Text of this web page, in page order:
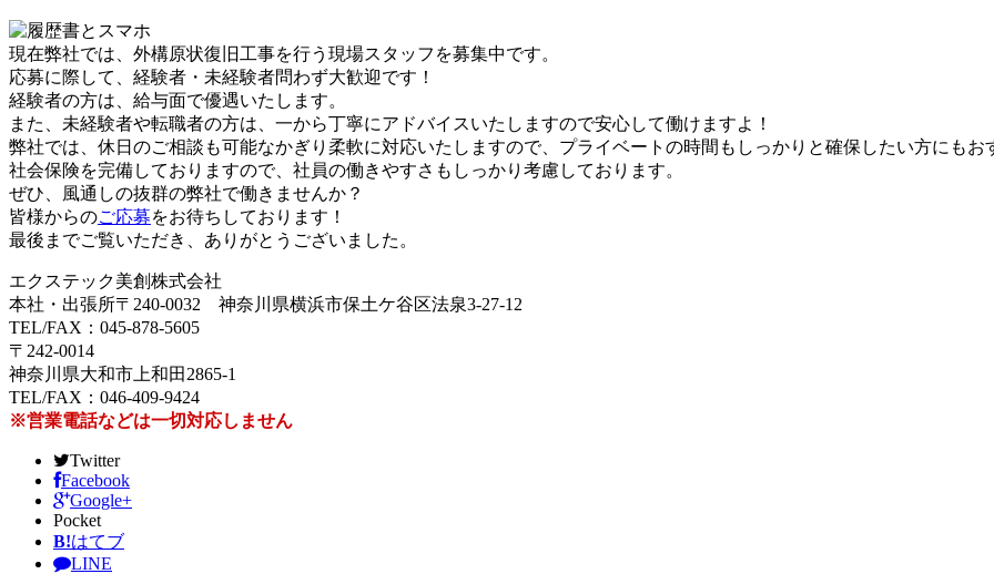
現在弊社では、外構原状復旧工事を行う現場スタッフを募集中です。
応募に際して、経験者・未経験者問わず大歓迎です！
経験者の方は、給与面で優遇いたします。
また、未経験者や転職者の方は、一から丁寧にアドバイスいたしますので安心して働けますよ！
弊社では、休日のご相談も可能なかぎり柔軟に対応いたしますので、プライベートの時間もしっかりと確保したい方にもお
社会保険を完備しておりますので、社員の働きやすさもしっかり考慮しております。
ぜひ、風通しの抜群の弊社で働きませんか？
皆様からのご応募をお待ちしております！
最後までご覧いただき、ありがとうございました。
エクステック美創株式会社
本社・出張所〒240-0032 神奈川県横浜市保土ケ谷区法泉3-27-12
TEL/FAX：045-878-5605
〒242-0014
神奈川県大和市上和田2865-1
TEL/FAX：046-409-9424
※営業電話などは一切対応しません
Twitter
Facebook
Google+
Pocket
B!はてブ
LINE